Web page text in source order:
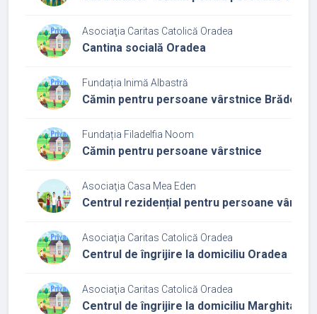
Asociaţia Caritas Catolică Oradea
Cantina socială Oradea
Fundația Inimă Albastră
Cămin pentru persoane vârstnice Brădet
Fundația Filadelfia Noom
Cămin pentru persoane vârstnice
Asociaţia Casa Mea Eden
Centrul rezidențial pentru persoane
Asociaţia Caritas Catolică Oradea
Centrul de îngrijire la domiciliu Oradea
Asociaţia Caritas Catolică Oradea
Centrul de îngrijire la domiciliu Marghita